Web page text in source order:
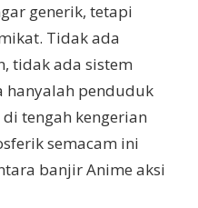
generik, tetapi
Tidak ada
tidak ada sistem
hanyalah penduduk
tengah kengerian
semacam ini
banjir Anime aksi